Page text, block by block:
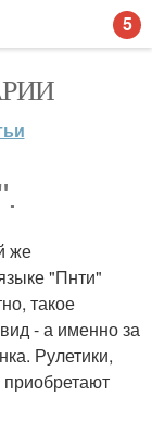
же
"Пнти"
такое
- а именно за
Рулетики,
5